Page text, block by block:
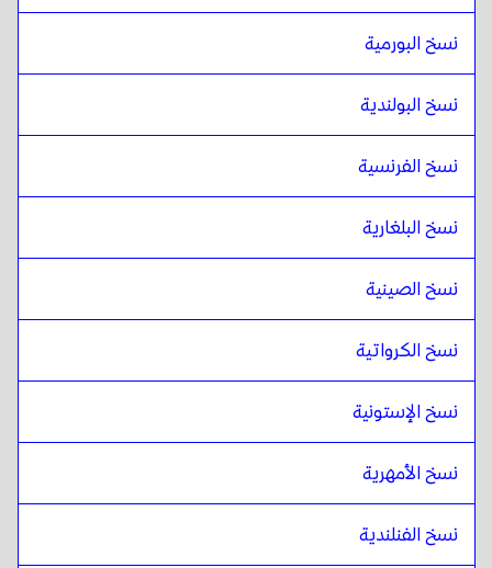
نسخ البورمية
نسخ البولندية
نسخ الفرنسية
نسخ البلغارية
نسخ الصينية
نسخ الكرواتية
نسخ الإستونية
نسخ الأمهرية
نسخ الفنلندية